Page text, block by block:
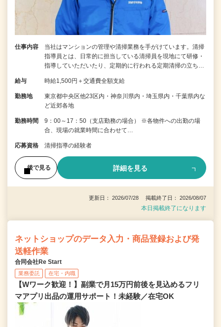
仕事内容
当社はマンションの管理や清掃業務を手がけています。清掃
指導員とは、日常的に担当している清掃員を現地にて研修・
指導していただいたり、定期的に行われる定期清掃の立ち…
給与 時給1,500円＋交通費全額支給
勤務地
東京都中央区他23区内・神奈川県内・埼玉県内・千葉県内な
ど近郊各地
勤務時間
9：00～17：50（支店勤務の場合） ※各物件への出勤の場
合、現場の就業時間に合わせて…
応募資格 清掃指導の経験者
後で見る 詳細を見る
更新日： 2026/07/28 掲載終了日： 2026/08/07
本日掲載終了になります
ネットショップのデータ入力・商品登録および発
送軽作業
合同会社Re Start
業務委託 在宅・内職
【Wワーク歓迎！】副業で月15万円前後を見込めるフリ
マアプリ出品の運用サポート！未経験／在宅OK